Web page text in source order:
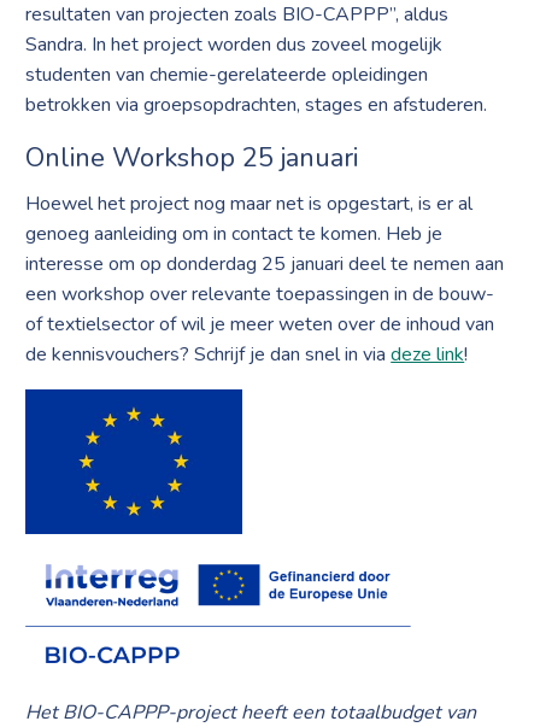
resultaten van projecten zoals BIO-CAPPP”, aldus
Sandra. In het project worden dus zoveel mogelijk
studenten van chemie-gerelateerde opleidingen
betrokken via groepsopdrachten, stages en afstuderen.
Online Workshop 25 januari
Hoewel het project nog maar net is opgestart, is er al
genoeg aanleiding om in contact te komen. Heb je
interesse om op donderdag 25 januari deel te nemen aan
een workshop over relevante toepassingen in de bouw-
of textielsector of wil je meer weten over de inhoud van
de kennisvouchers? Schrijf je dan snel in viadeze link!
Het BIO-CAPPP-project heeft een totaalbudget van